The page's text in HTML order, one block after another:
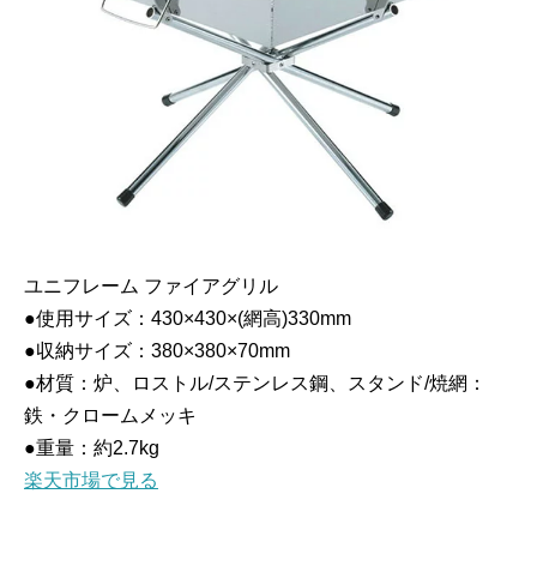
ユニフレーム ファイアグリル
●使用サイズ：430×430×(網高)330mm
●収納サイズ：380×380×70mm
●材質：炉、ロストル/ステンレス鋼、スタンド/焼網：
鉄・クロームメッキ
●重量：約2.7kg
楽天市場で見る